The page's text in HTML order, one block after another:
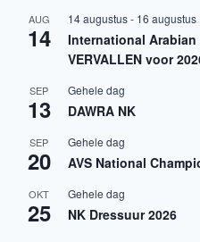
AUG
14
14 augustus- 16 augustus
International Arabian
VERVALLEN voor
SEP
13
Gehele dag
DAWRA NK
SEP
20
Gehele dag
AVS National
OKT
25
Gehele dag
NK Dressuur 2026